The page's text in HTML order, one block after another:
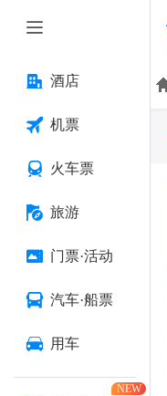
酒店
机票
火车票
旅游
门票·活动
汽车·船票
用车
NEW